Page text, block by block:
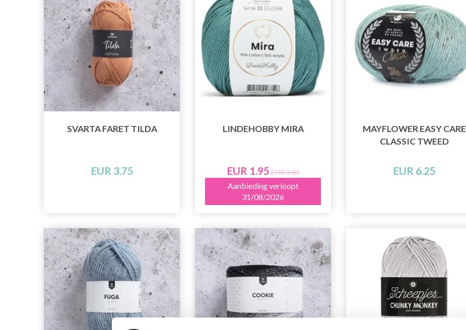
SVARTA FARET TILDA
EUR 3.75
LINDEHOBBY MIRA
EUR 1.95 EUR 3.85
Aanbieding verloopt
31/08/2026
MAYFLOWER EASY CARE
CLASSIC TWEED
EUR 6.25